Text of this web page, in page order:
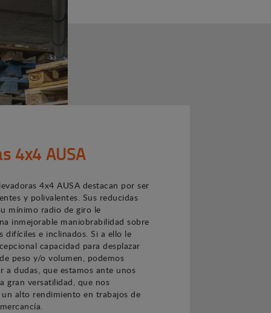
4x4 AUSA
4x4 AUSA destacan por ser
y polivalentes. Sus reducidas
mínimo radio de giro le
inmejorable maniobrabilidad sobre
difíciles e inclinados. Si a ello le
capacidad para desplazar
peso y/o volumen, podemos
a dudas, que estamos ante unos
gran versatilidad, que nos
alto rendimiento en trabajos de